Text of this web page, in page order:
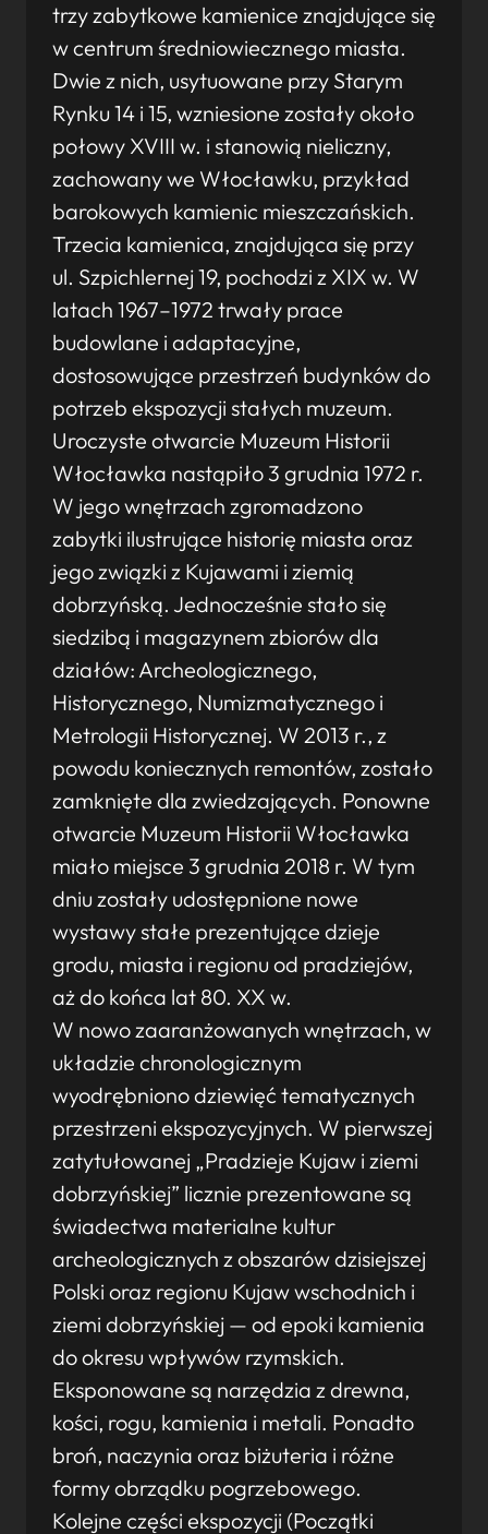
trzy zabytkowe kamienice znajdujące się
w centrum średniowiecznego miasta.
Dwie z nich, usytuowane przy Starym
Rynku 14 i 15, wzniesione zostały około
połowy XVIII w. i stanowią nieliczny,
zachowany we Włocławku, przykład
barokowych kamienic mieszczańskich.
Trzecia kamienica, znajdująca się przy
ul. Szpichlernej 19, pochodzi z XIX w. W
latach 1967–1972 trwały prace
budowlane i adaptacyjne,
dostosowujące przestrzeń budynków do
potrzeb ekspozycji stałych muzeum.
Uroczyste otwarcie Muzeum Historii
Włocławka nastąpiło 3 grudnia 1972 r.
W jego wnętrzach zgromadzono
zabytki ilustrujące historię miasta oraz
jego związki z Kujawami i ziemią
dobrzyńską. Jednocześnie stało się
siedzibą i magazynem zbiorów dla
działów: Archeologicznego,
Historycznego, Numizmatycznego i
Metrologii Historycznej. W 2013 r., z
powodu koniecznych remontów, zostało
zamknięte dla zwiedzających. Ponowne
otwarcie Muzeum Historii Włocławka
miało miejsce 3 grudnia 2018 r. W tym
dniu zostały udostępnione nowe
wystawy stałe prezentujące dzieje
grodu, miasta i regionu od pradziejów,
aż do końca lat 80. XX w.
W nowo zaaranżowanych wnętrzach, w
układzie chronologicznym
wyodrębniono dziewięć tematycznych
przestrzeni ekspozycyjnych. W pierwszej
zatytułowanej „Pradzieje Kujaw i ziemi
dobrzyńskiej” licznie prezentowane są
świadectwa materialne kultur
archeologicznych z obszarów dzisiejszej
Polski oraz regionu Kujaw wschodnich i
ziemi dobrzyńskiej — od epoki kamienia
do okresu wpływów rzymskich.
Eksponowane są narzędzia z drewna,
kości, rogu, kamienia i metali. Ponadto
broń, naczynia oraz biżuteria i różne
formy obrządku pogrzebowego.
Kolejne części ekspozycji (Początki